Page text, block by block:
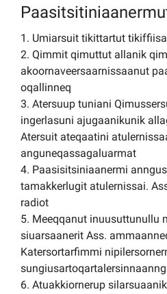
1. Umiarsuit tikittartut
2. Qimmit qimuttut allanik
akoornaveersaarnissaanut
oqallinneq
3. Atersuup tuniani
ingerlasuni ajugaanikunik
Atersuit ateqaatini
anguneqassagaluarmat
4. Paasisitsiniaanermi
tamakkerlugit atulernissai.
radiot
5. Meeqqanut inuusuttunullu
siuarsaanerit Ass.
Katersortarfimmi
6. Atuakkiornerup